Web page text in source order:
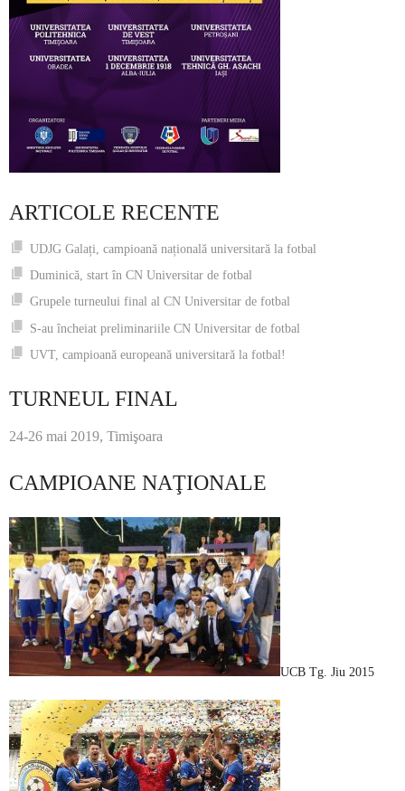
ARTICOLE RECENTE
UDJG Galați, campioană națională universitară la fotbal
Duminică, start în CN Universitar de fotbal
Grupele turneului final al CN Universitar de fotbal
S-au încheiat preliminariile CN Universitar de fotbal
UVT, campioană europeană universitară la fotbal!
TURNEUL FINAL
24-26 mai 2019, Timişoara
CAMPIOANE NAŢIONALE
UCB Tg. Jiu 2015